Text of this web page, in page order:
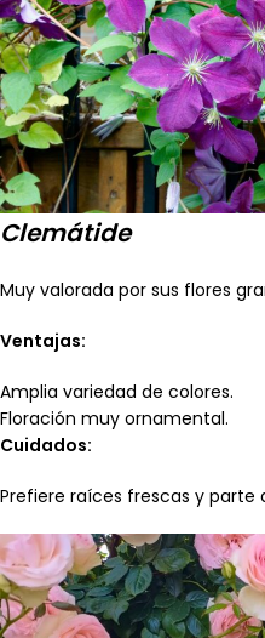
Clemátide
Muy valorada por sus flores
Ventajas:
Amplia variedad de colores.
Floración muy ornamental.
Cuidados:
Prefiere raíces frescas y parte